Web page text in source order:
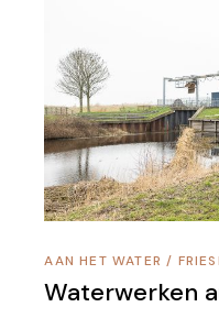
AAN HET WATER /
Waterwerken